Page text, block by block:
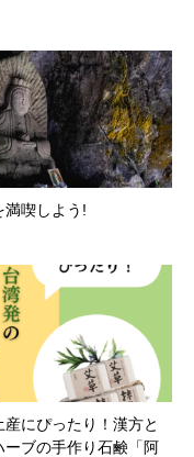
満喫しよう!
産にぴったり！漢方と
ーブの手作り石鹸「阿